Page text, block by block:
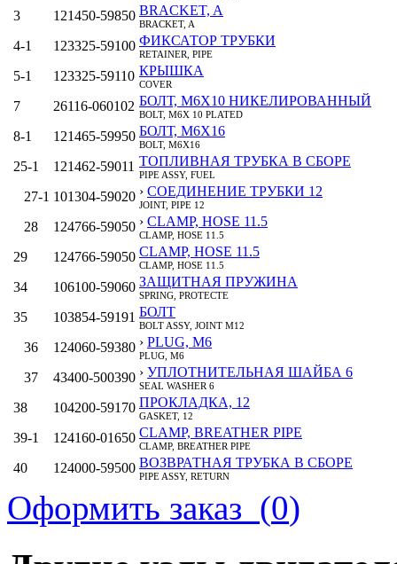
3 121450-59850 BRACKET, A
BRACKET, A
4‑1 123325-59100 ФИКСАТОР ТРУБКИ
RETAINER, PIPE
5‑1 123325-59110 КРЫШКА
COVER
7 26116-060102 БОЛТ, M6Х10 НИКЕЛИРОВАННЫЙ
BOLT, M6X 10 PLATED
8‑1 121465-59950 БОЛТ, M6X16
BOLT, M6X16
25‑1 121462-59011 ТОПЛИВНАЯ ТРУБКА В СБОРЕ
PIPE ASSY, FUEL
27‑1 101304-59020 › СОЕДИНЕНИЕ ТРУБКИ 12
JOINT, PIPE 12
28 124766-59050 › CLAMP, HOSE 11.5
CLAMP, HOSE 11.5
29 124766-59050 CLAMP, HOSE 11.5
CLAMP, HOSE 11.5
34 106100-59060 ЗАЩИТНАЯ ПРУЖИНА
SPRING, PROTECTE
35 103854-59191 БОЛТ
BOLT ASSY, JOINT M12
36 124060-59380 › PLUG, M6
PLUG, M6
37 43400-500390 › УПЛОТНИТЕЛЬНАЯ ШАЙБА 6
SEAL WASHER 6
38 104200-59170 ПРОКЛАДКА, 12
GASKET, 12
39‑1 124160-01650 CLAMP, BREATHER PIPE
CLAMP, BREATHER PIPE
40 124000-59500 ВОЗВРАТНАЯ ТРУБКА В СБОРЕ
PIPE ASSY, RETURN
41 ТОПЛИВНАЯ ТРУБКА D8X80
PIPE, FUEL D8X80
42 124736-77700 ›PIPE, D11XL625
43
Оформить заказ (0)